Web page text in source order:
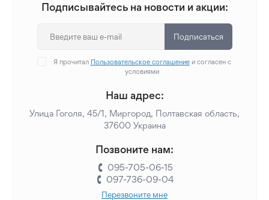
Подписывайтесь на новости и акции:
Подписаться
Я прочитал Пользовательское соглашениеи согласен с
условиями
Наш адрес:
Улица Гоголя, 45/1, Миргород, Полтавская область,
37600 Украина
Позвоните нам:
095-705-06-15
097-736-09-04
Перезвоните мне